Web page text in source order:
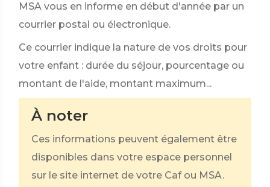
MSA vous en informe en début d'année par un
courrier postal ou électronique.
Ce courrier indique la nature de vos droits pour
votre enfant : durée du séjour, pourcentage ou
montant de l'aide, montant maximum...
À noter
Ces informations peuvent également être
disponibles dans votre espace personnel
sur le site internet de votre Caf ou MSA.